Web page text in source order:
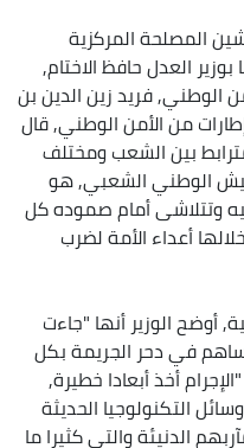
المصلحة المركزية
العدل حافظ الاختام,
فريد زين الدين بن
من الأمن الوطني, قال
بين الشعب ومختلف
الوطني الشعبي, هو
وتتلاشى أمام صموده كل
أعداء الأمة لضرب
الوزير أنها "جاءت
في دحر الجريمة بكل
أخذ أبعادا خطيرة,
التكنولوجيا الحديثة
الدنيئة والتي كثيرا ما